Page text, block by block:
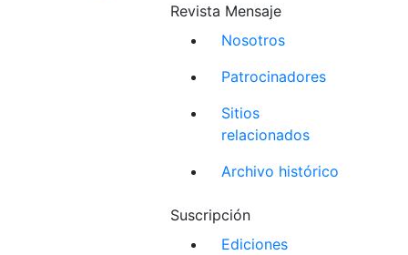
Revista Mensaje
Nosotros
Patrocinadores
Sitios
relacionados
Archivo histórico
Suscripción
Ediciones